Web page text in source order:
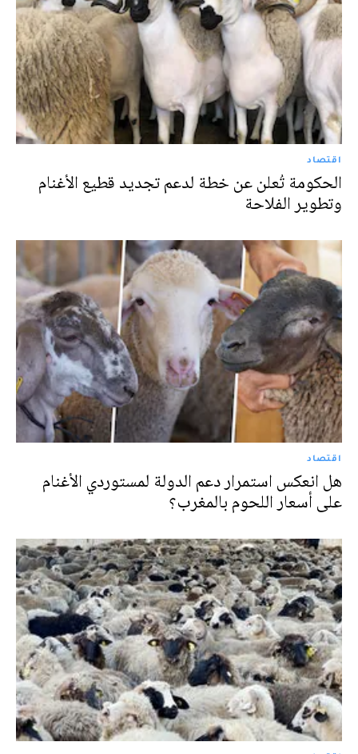
اقتصاد
الحكومة تُعلن عن خطة لدعم تجديد قطيع الأغنام
وتطوير الفلاحة
اقتصاد
هل انعكس استمرار دعم الدولة لمستوردي الأغنام
على أسعار اللحوم بالمغرب؟